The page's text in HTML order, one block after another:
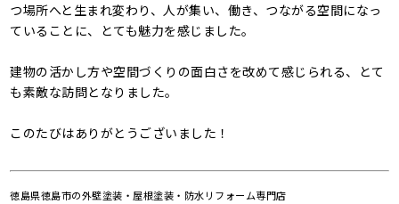
つ場所へと生まれ変わり、人が集い、働き、つながる空間になっ
ていることに、とても魅力を感じました。
建物の活かし方や空間づくりの面白さを改めて感じられる、とて
も素敵な訪問となりました。
このたびはありがとうございました！
徳島県徳島市の外壁塗装・屋根塗装・防水リフォーム専門店